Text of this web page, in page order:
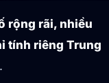
rộng rãi, nhiều
tính riêng Trung
.